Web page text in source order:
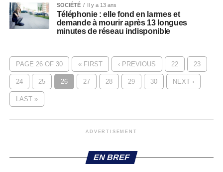
SOCIÉTÉ Il y a 13 ans
Téléphonie : elle fond en larmes et
demande à mourir après 13 longues
minutes de réseau indisponible
PAGE 26 OF 30 « FIRST ‹ PREVIOUS 22 23
24 25 26 27 28 29 30 NEXT ›
LAST »
ADVERTISEMENT
EN BREF